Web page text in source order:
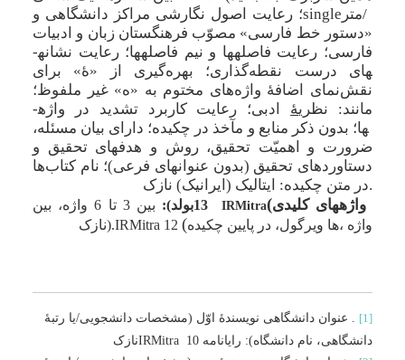
متر/
single؛ رعایت اصول نگارشی مراکز دانشگاهی و
«دستور خط فارسی» مصوّب فرهنگستان زبان و ادبیات
فارسی؛ رعایت فاصله­ها و نیم فاصله­ها؛ رعایت نشانه­
های درست نقطهگذاری؛ بهرهگیری از «ۀ» برای
نقشنمای اضافۀ واژههای مختوم به «ه» غیر ملفوظ؛
مانند: نظریۀادبی؛ رعایت کاربرد تشدید در واژه­
ها؛
بدون ذکر منابع و مآخذ در چکیده؛ دارای بیان مسئله،
ضرورت­ و اهمیّت تحقیق، روش و هدف­های تحقیق و
دستاوردهای تحقیق (بدون عنوان­های فرعی)؛ نام کتابها
در متن چکیده: ایتالیک (ایرانیک) نازک.
واژه­های کلیدی
(
IRMitra
13بولد):
بین 3 تا 6 واژه، بین
واژه ها ویرگول، در پایین چکیده، (
IRMitra 12نازک).
[1] عنوان دانشگاهی نویسندۀ اوّل (مشخصات دانشجویی/یا رتبۀ
دانشگاهی، نام دانشگاه): رایانامه 10
IRMitraنازک